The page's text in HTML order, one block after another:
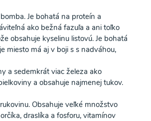
Je bohatá na proteín a
ako bežná fazuľa a ani toľko
obsahuje kyselinu listovú. Je bohatá
miesto má aj v boji s s nadváhou,
a sedemkrát viac železa ako
a obsahuje najmenej tukov.
Obsahuje veľké množstvo
draslíka a fosforu, vitamínov